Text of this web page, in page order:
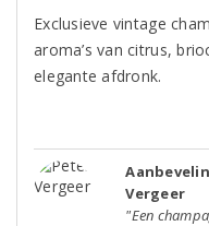
Exclusieve vintage
aroma’s van citrus,
elegante afdronk.
Vergeer
"Een